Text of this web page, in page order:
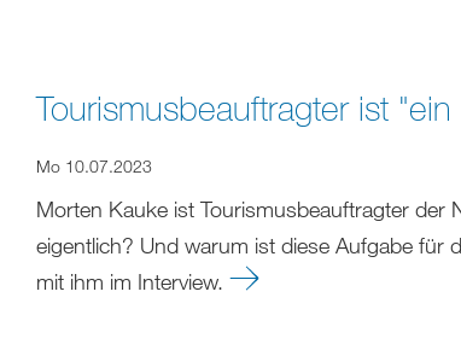
Tourismusbeauftragter ist
Mo 10.07.2023
Morten Kauke ist Tourismusbeauftragter
eigentlich? Und warum ist diese Aufgabe für
mit ihm im Interview.